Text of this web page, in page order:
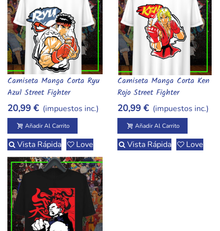
Albithinia,Camisetas, tazas y de Street Fighter. Estrena
combo y compra ahora.,street fighter, camisetas, tazas,
merchandising, retro,street-fighter,street-fighter-
albithinia.webp,,,,,,,,,,,,,,,,,,,
Añadir Al Carrito
Camiseta Manga Corta Ryu
Azul Street Fighter
20,99 € (impuestos inc.)
Añadir Al Carrito
Vista Rápida Love
Añadir Al Carrito
Camiseta Manga Corta Ken
Rojo Street Fighter
20,99 € (impuestos inc.)
Añadir Al Carrito
Vista Rápida Love